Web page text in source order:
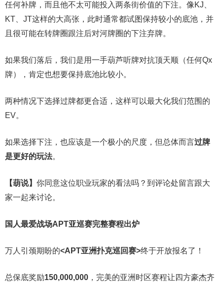
任何补牌，而且他不太可能投入两条街价值的下注。像KJ、
KT、JT这样的大高张，此时通常都试图保持较小的底池，并
且很可能在转牌圈跟注后对河牌圈的下注弃牌。
如果我们落后，我们是用一手葫芦听牌对抗顶天顺（任何Qx
牌），肯定也想要保持底池比较小。
两种情况下选择过牌都更合适，这样可以最大化我们范围的
EV。
如果选择下注，也应该是一个极小的尺度，但总体而言过牌
是更好的玩法。
【葫说】 你同意这位职业玩家的看法吗？到评论处留言跟大
家一起来讨论。
国人最爱战场APT亚巡赛完整赛程出炉
万人引颈期盼的<APT亚洲扑克巡回赛>终于开放报名了！
总保底奖励150,000,000 ，完美的亚洲时区赛程让四方豪杰齐